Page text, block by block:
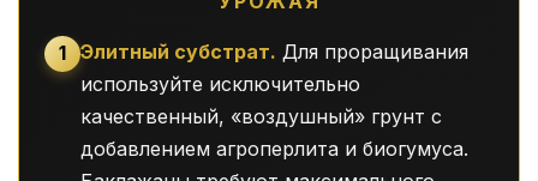
1 Элитный субстрат. Для проращивания
используйте исключительно
качественный, «воздушный» грунт с
добавлением агроперлита и биогумуса.